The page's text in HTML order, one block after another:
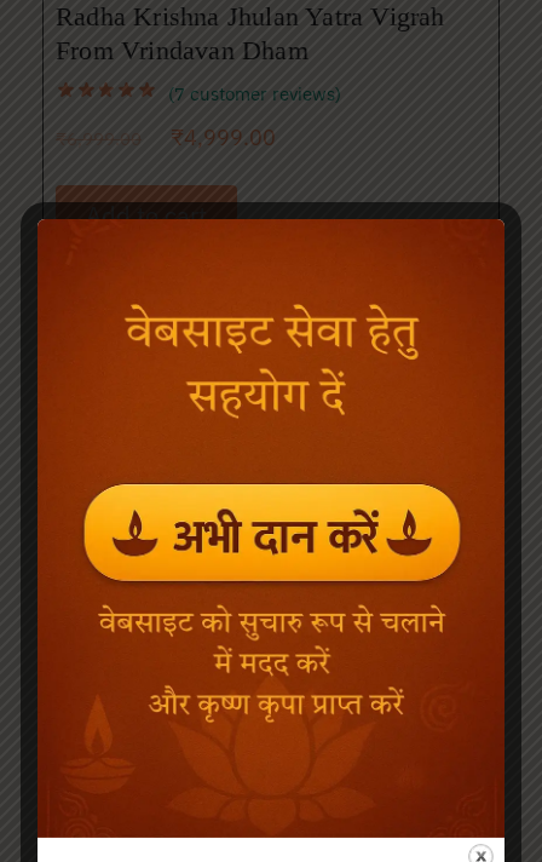
Radha Krishna Jhulan Yatra Vigrah
From Vrindavan Dham
(7 customer reviews)
₹6,999.00 ₹4,999.00
Add to cart
Govardhan Shila Pink & Blue Combo
6 Inch Soft Toy Set